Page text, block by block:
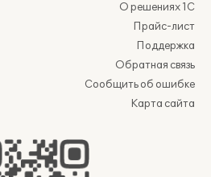
О решениях 1С
Прайс-лист
Поддержка
Обратная связь
Сообщить об ошибке
Карта сайта